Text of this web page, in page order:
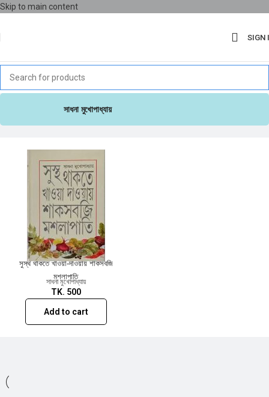
Skip to main content
SIGN
সাধনা মুখোপাধ্যায়
সুস্থ থাকতে খাওয়া-দাওয়ায় শাকসবজি
মশলাপাতি
সাধনা মুখোপাধ্যায়
TK. 500
Add to cart